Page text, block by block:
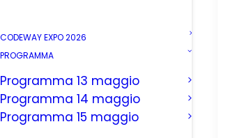
CODEWAY EXPO 2026
PROGRAMMA
Programma 13 maggio
Programma 14 maggio
Programma 15 maggio